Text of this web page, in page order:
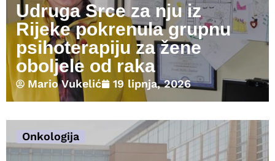
Udruga Srce za nju iz
Rijeke pokrenula grupnu
psihoterapiju za žene
oboljele od raka
Mario Vukelić 19 lipnja, 2026
Onkologija